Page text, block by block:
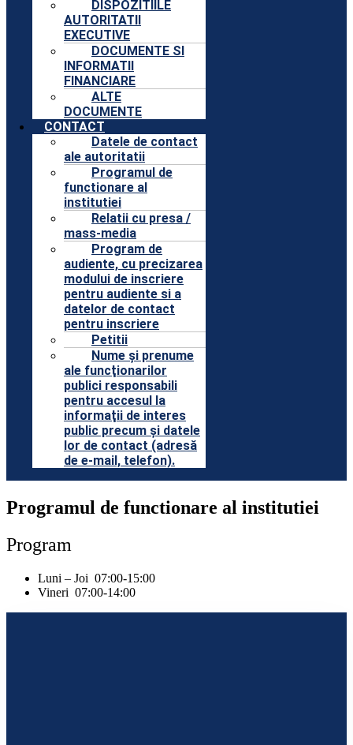
DISPOZITIILE
AUTORITATII
EXECUTIVE
DOCUMENTE SI
INFORMATII
FINANCIARE
ALTE
DOCUMENTE
CONTACT
Datele de contact
ale autoritatii
Programul de
functionare al
institutiei
Relatii cu presa /
mass-media
Program de
audiente, cu precizarea
modului de inscriere
pentru audiente si a
datelor de contact
pentru inscriere
Petitii
Nume şi prenume
ale funcţionarilor
publici responsabili
pentru accesul la
informaţii de interes
public precum şi datele
lor de contact (adresă
de e-mail, telefon).
Programul de functionare al institutiei
Program
Luni – Joi 07:00-15:00
Vineri 07:00-14:00